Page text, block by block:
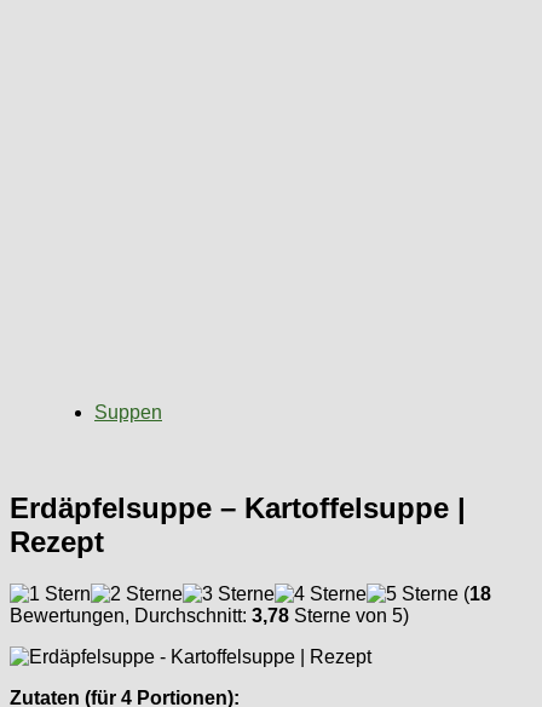
Suppen
Erdäpfelsuppe – Kartoffelsuppe |
Rezept
(18
Bewertungen, Durchschnitt: 3,78 Sterne von 5)
Zutaten (für 4 Portionen):